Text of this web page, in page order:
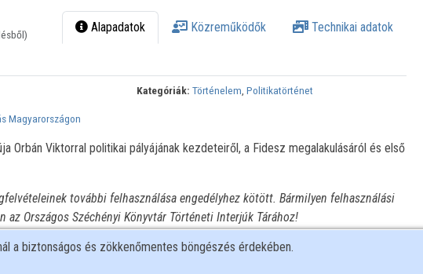
Alapadatok Közreműködők Technikai adatok
Kategóriák: Történelem,Politikatörténet
Magyarországon
Orbán Viktorral politikai pályájának kezdeteiről, a Fidesz megalakulásáról és első
további felhasználása engedélyhez kötött. Bármilyen felhasználási
az Országos Széchényi Könyvtár Történeti Interjúk Tárához!
a biztonságos és zökkenőmentes böngészés érdekében.